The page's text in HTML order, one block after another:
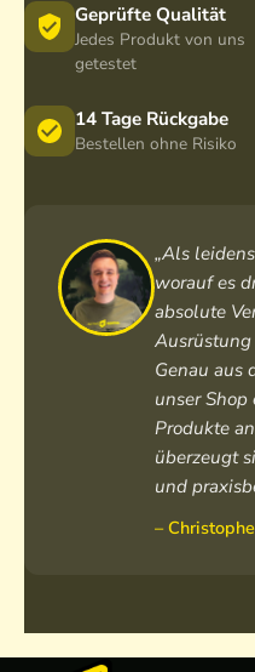
Geprüfte Qualität
Jedes Produkt von uns
getestet
14 Tage Rückgabe
Bestellen ohne Risiko
„Als
worauf es
absolute
Genau aus
unser
Produkte
überzeugt
und
–